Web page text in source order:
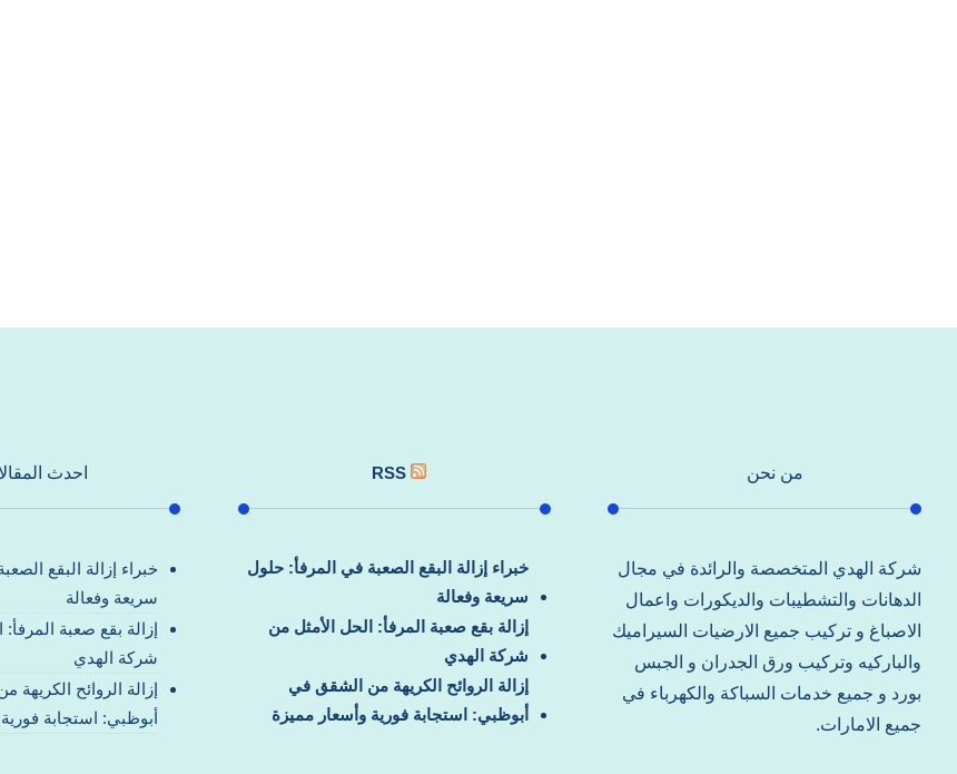
من نحن
شركة الهدي المتخصصة والرائدة في مجال
الدهانات والتشطيبات والديكورات واعمال
الاصباغ و تركيب جميع الارضيات السيراميك
والباركيه وتركيب ورق الجدران و الجبس
بورد و جميع خدمات السباكة والكهرباء في
جميع الامارات.
RSS
خبراء إزالة البقع الصعبة في المرفأ: حلول
سريعة وفعالة
إزالة بقع صعبة المرفأ: الحل الأمثل من
شركة الهدي
إزالة الروائح الكريهة من الشقق في
أبوظبي: استجابة فورية وأسعار مميزة
احدث
خبراء إزالة البقع
سريعة وفعالة
إزالة بقع صعبة
شركة الهدي
إزالة الروائح
أبوظبي: استجابة